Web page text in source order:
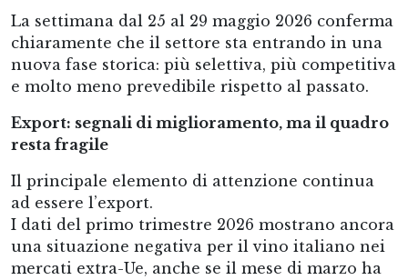
La settimana dal 25 al 29 maggio 2026 conferma
chiaramente che il settore sta entrando in una
nuova fase storica: più selettiva, più competitiva
e molto meno prevedibile rispetto al passato.
Export: segnali di miglioramento, ma il quadro
resta fragile
Il principale elemento di attenzione continua
ad essere l’export.
I dati del primo trimestre 2026 mostrano ancora
una situazione negativa per il vino italiano nei
mercati extra-Ue, anche se il mese di marzo ha